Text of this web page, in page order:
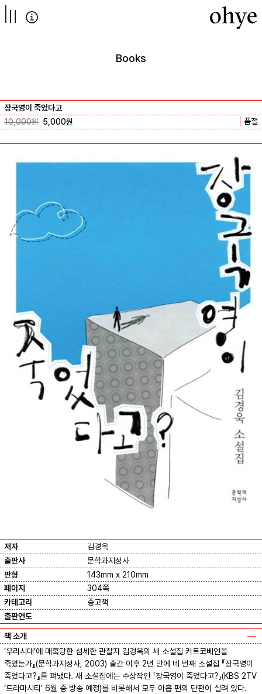
컨텐츠로
넘어가기
Books
장국영이 죽었다고
10,000원 5,000원 품절
저자
김경욱
출판사
문학과지성사
판형
143mm x 210mm
페이지
304쪽
카테고리
중고책
출판연도
책 소개
‘우리시대’에 매혹당한 섬세한 관찰자 김경욱의 새 소설집 커트코베인을
죽였는가』(문학과지성사, 2003) 출간 이후 2년 만에 네 번째 소설집 『장국영이
죽었다고?』를 펴냈다. 새 소설집에는 수상작인 「장국영이 죽었다고?」(KBS 2TV
‘드라마시티’ 6월 중 방송 예정)를 비롯해서 모두 아홉 편의 단편이 실려 있다.